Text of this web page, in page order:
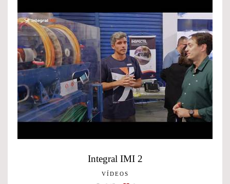
Integral IMI 2
VÍDEOS